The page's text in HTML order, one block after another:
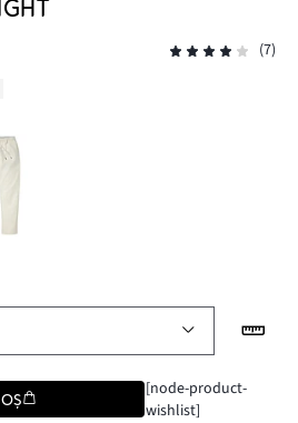
(7)
[node-product-
wishlist]